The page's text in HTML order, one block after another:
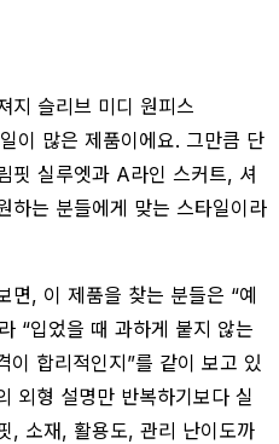
지 슬리브 미디 원피스
이 많은 제품이에요. 그만큼 단
핏 실루엣과 A라인 스커트, 셔
하는 분들에게 맞는 스타일이라
면, 이 제품을 찾는 분들은 “예
“입었을 때 과하게 붙지 않는
이 합리적인지”를 같이 보고 있
외형 설명만 반복하기보다 실
, 소재, 활용도, 관리 난이도까